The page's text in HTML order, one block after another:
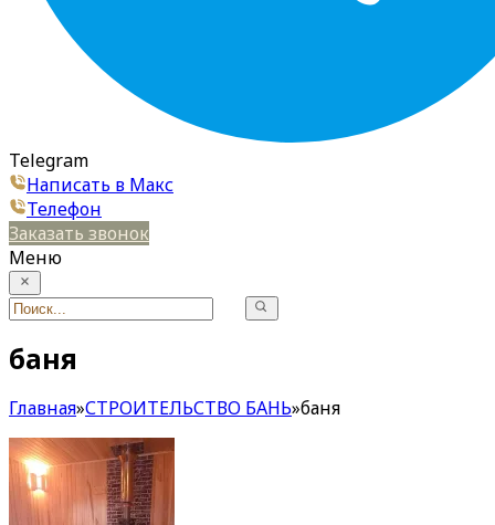
Telegram
Написать в Макс
Телефон
Заказать звонок
Меню
баня
Главная»СТРОИТЕЛЬСТВО БАНЬ»баня